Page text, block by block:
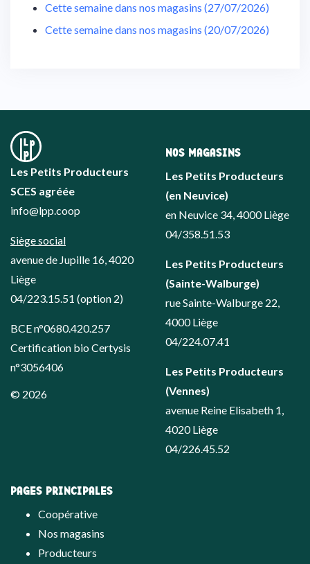
Cette semaine dans nos magasins (27/07/2026)
Cette semaine dans nos magasins (20/07/2026)
Les Petits Producteurs
SCES agréée
info@lpp.coop
Siège social
avenue de Jupille 16, 4020
Liège
04/223.15.51 (option 2)
BCE n°0680.420.257
Certification bio Certysis
n°3056406
© 2026
NOS MAGASINS
Les Petits Producteurs
(en Neuvice)
en Neuvice 34, 4000 Liège
04/358.51.53
Les Petits Producteurs
(Sainte-Walburge)
rue Sainte-Walburge 22,
4000 Liège
04/224.07.41
Les Petits Producteurs
(Vennes)
avenue Reine Elisabeth 1,
4020 Liège
04/226.45.52
PAGES PRINCIPALES
Coopérative
Nos magasins
Producteurs